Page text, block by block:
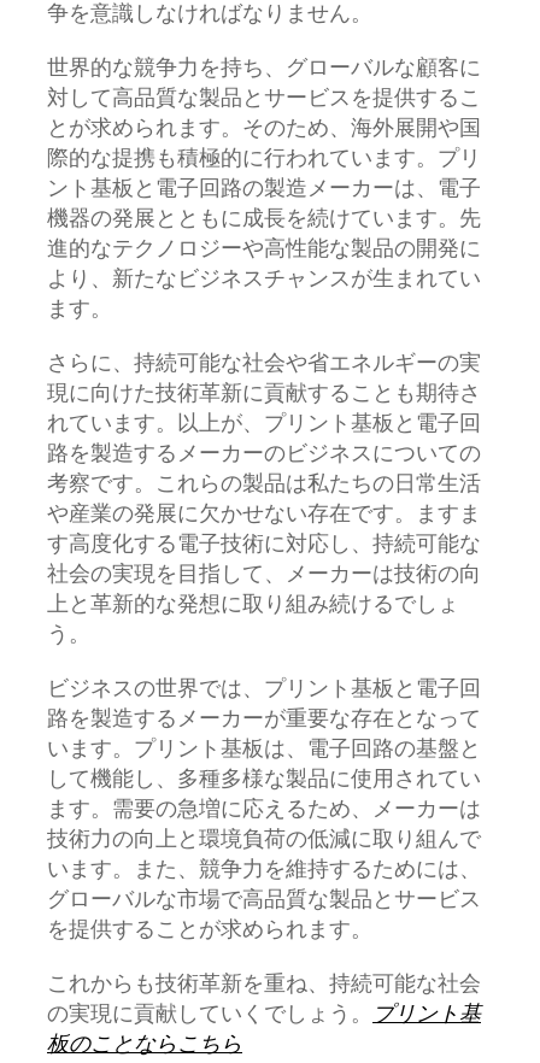
争を意識しなければなりません。
世界的な競争力を持ち、グローバルな顧客に
対して高品質な製品とサービスを提供するこ
とが求められます。そのため、海外展開や国
際的な提携も積極的に行われています。プリ
ント基板と電子回路の製造メーカーは、電子
機器の発展とともに成長を続けています。先
進的なテクノロジーや高性能な製品の開発に
より、新たなビジネスチャンスが生まれてい
ます。
さらに、持続可能な社会や省エネルギーの実
現に向けた技術革新に貢献することも期待さ
れています。以上が、プリント基板と電子回
路を製造するメーカーのビジネスについての
考察です。これらの製品は私たちの日常生活
や産業の発展に欠かせない存在です。ますま
す高度化する電子技術に対応し、持続可能な
社会の実現を目指して、メーカーは技術の向
上と革新的な発想に取り組み続けるでしょ
う。
ビジネスの世界では、プリント基板と電子回
路を製造するメーカーが重要な存在となって
います。プリント基板は、電子回路の基盤と
して機能し、多種多様な製品に使用されてい
ます。需要の急増に応えるため、メーカーは
技術力の向上と環境負荷の低減に取り組んで
います。また、競争力を維持するためには、
グローバルな市場で高品質な製品とサービス
を提供することが求められます。
これからも技術革新を重ね、持続可能な社会
の実現に貢献していくでしょう。 プリント基
板のことならこちら